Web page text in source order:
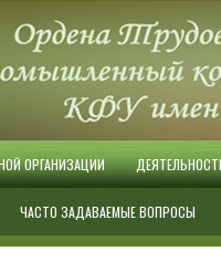
ОРГАНИЗАЦИИ
ЧАСТО ЗАДАВАЕМЫЕ ВОПРОСЫ